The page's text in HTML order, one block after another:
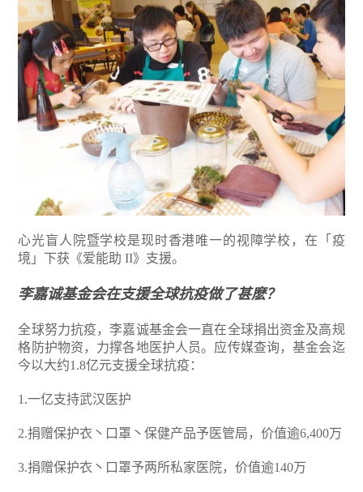
心光盲人院暨学校是现时香港唯一的视障学校，在「疫
境」下获《爱能助 II》支援。
李嘉诚基金会在支援全球抗疫做了甚麽？
全球努力抗疫，李嘉诚基金会一直在全球捐出资金及高规
格防护物资，力撑各地医护人员。应传媒查询，基金会迄
今以大约1.8亿元支援全球抗疫：
1.一亿支持武汉医护
2.捐赠保护衣丶口罩丶保健产品予医管局，价值逾6,400万
3.捐赠保护衣丶口罩予两所私家医院，价值逾140万